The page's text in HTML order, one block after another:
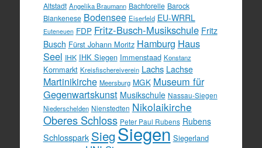
Altstadt Angelika Braumann Bachforelle Barock
Blankenese Bodensee Eiserfeld EU-WRRL
Euteneuen FDP Fritz-Busch-Musikschule Fritz
Busch Fürst Johann Moritz Hamburg Haus
Seel IHK IHK Siegen Immenstaad Konstanz
Kornmarkt Kreisfischereiverein Lachs Lachse
Martinikirche Meersburg MGK Museum für
Gegenwartskunst Musikschule Nassau-Siegen
Niederschelden Nienstedten Nikolaikirche
Oberes Schloss Peter Paul Rubens Rubens
Schlosspark SiegSiegen Siegerland